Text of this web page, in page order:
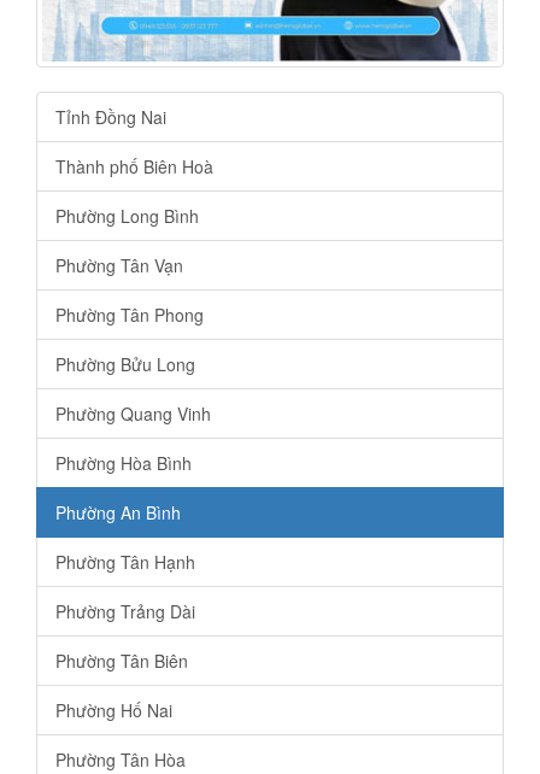
Tỉnh Đồng Nai
Thành phố Biên Hoà
Phường Long Bình
Phường Tân Vạn
Phường Tân Phong
Phường Bửu Long
Phường Quang Vinh
Phường Hòa Bình
Phường An Bình
Phường Tân Hạnh
Phường Trảng Dài
Phường Tân Biên
Phường Hố Nai
Phường Tân Hòa